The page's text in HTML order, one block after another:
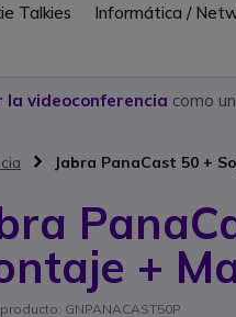
Talkies Informática /
la videoconferencia como
Jabra PanaCast 50 +
+
GNPANACAST50P